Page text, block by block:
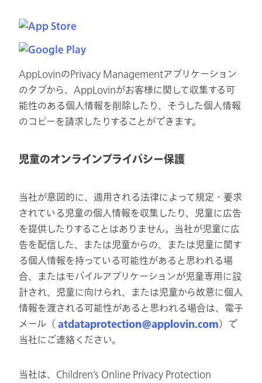
AppLovinのPrivacy Managementアプリケーション
のタブから、AppLovinがお客様に関して収集する可
能性のある個人情報を削除したり、そうした個人情報
のコピーを請求したりすることができます。
児童のオンラインプライバシー保護
当社が意図的に、適用される法律によって規定・要求
されている児童の個人情報を収集したり、児童に広告
を提供したりすることはありません。当社が児童に広
告を配信した、または児童からの、または児童に関す
る個人情報を持っている可能性があると思われる場
合、またはモバイルアプリケーションが児童専用に設
計され、児童に向けられ、または児童から故意に個人
情報を渡される可能性があると思われる場合は、電子
メール（atdataprotection@applovin.com）で
当社にご連絡ください。
当社は、Children’s Online Privacy Protection